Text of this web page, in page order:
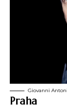
Giovanni
Praha